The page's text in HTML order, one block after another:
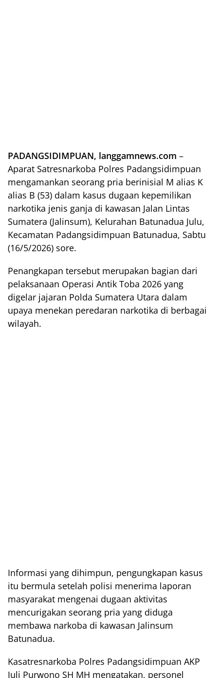
PADANGSIDIMPUAN, langgamnews.com –
Aparat Satresnarkoba Polres Padangsidimpuan
mengamankan seorang pria berinisial M alias K
alias B (53) dalam kasus dugaan kepemilikan
narkotika jenis ganja di kawasan Jalan Lintas
Sumatera (Jalinsum), Kelurahan Batunadua Julu,
Kecamatan Padangsidimpuan Batunadua, Sabtu
(16/5/2026) sore.
Penangkapan tersebut merupakan bagian dari
pelaksanaan Operasi Antik Toba 2026 yang
digelar jajaran Polda Sumatera Utara dalam
upaya menekan peredaran narkotika di berbagai
wilayah.
Informasi yang dihimpun, pengungkapan kasus
itu bermula setelah polisi menerima laporan
masyarakat mengenai dugaan aktivitas
mencurigakan seorang pria yang diduga
membawa narkoba di kawasan Jalinsum
Batunadua.
Kasatresnarkoba Polres Padangsidimpuan AKP
Juli Purwono SH MH mengatakan, personel